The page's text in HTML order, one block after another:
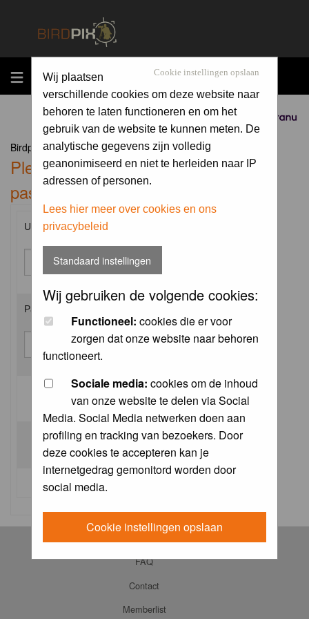
MENU
Sponsored by
Cookie instellingen opslaan
Wij plaatsen
verschillende cookies om deze website naar
behoren te laten functioneren en om het
gebruik van de website te kunnen meten. De
analytische gegevens zijn volledig
geanonimiseerd en niet te herleiden naar IP
adressen of personen.
Lees hier meer over cookies en ons
privacybeleid
Standaard instellingen
Wij gebruiken de volgende cookies:
Functioneel: cookies die er voor
zorgen dat onze website naar behoren
functioneert.
Sociale media: cookies om de inhoud
van onze website te delen via Social
Media. Social Media netwerken doen aan
profiling en tracking van bezoekers. Door
deze cookies te accepteren kan je
internetgedrag gemonitord worden door
social media.
Cookie instellingen opslaan
Birdpix.nl Forum Index
Please enter your username and
password to log in.
Username:
Password:
Log me on automatically each visit:
I forgot my password
FAQ
Contact
Memberlist